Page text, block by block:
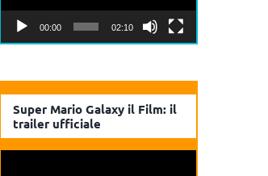
00:00 02:10
Super Mario Galaxy il Film: il
trailer ufficiale